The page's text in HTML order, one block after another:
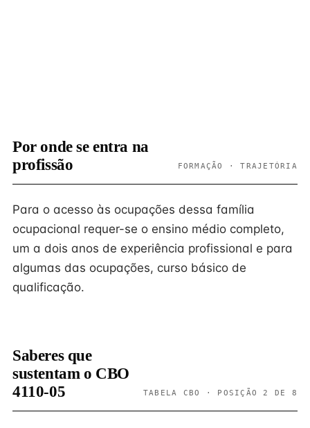
Por onde se entra na
profissão
FORMAÇÃO · TRAJETÓRIA
Para o acesso às ocupações dessa família
ocupacional requer-se o ensino médio completo,
um a dois anos de experiência profissional e para
algumas das ocupações, curso básico de
qualificação.
Saberes que
sustentam o CBO
4110-05
TABELA CBO · POSIÇÃO 2 DE 8